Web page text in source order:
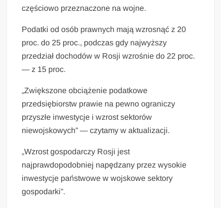
częściowo przeznaczone na wojne.
Podatki od osób prawnych mają wzrosnąć z 20
proc. do 25 proc., podczas gdy najwyższy
przedział dochodów w Rosji wzrośnie do 22 proc.
— z 15 proc.
„Zwiększone obciążenie podatkowe
przedsiębiorstw prawie na pewno ograniczy
przyszłe inwestycje i wzrost sektorów
niewojskowych” — czytamy w aktualizacji.
„Wzrost gospodarczy Rosji jest
najprawdopodobniej napędzany przez wysokie
inwestycje państwowe w wojskowe sektory
gospodarki”.